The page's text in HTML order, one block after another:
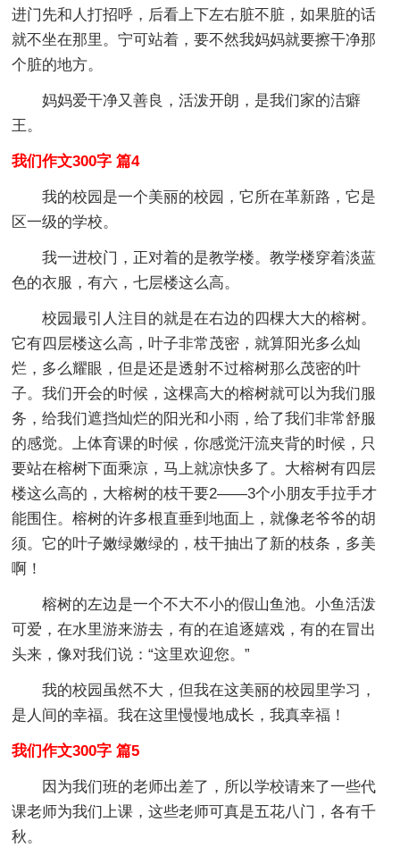
进门先和人打招呼，后看上下左右脏不脏，如果脏的话
就不坐在那里。宁可站着，要不然我妈妈就要擦干净那
个脏的地方。
妈妈爱干净又善良，活泼开朗，是我们家的洁癖
王。
我们作文300字 篇4
我的校园是一个美丽的校园，它所在革新路，它是
区一级的学校。
我一进校门，正对着的是教学楼。教学楼穿着淡蓝
色的衣服，有六，七层楼这么高。
校园最引人注目的就是在右边的四棵大大的榕树。
它有四层楼这么高，叶子非常茂密，就算阳光多么灿
烂，多么耀眼，但是还是透射不过榕树那么茂密的叶
子。我们开会的时候，这棵高大的榕树就可以为我们服
务，给我们遮挡灿烂的阳光和小雨，给了我们非常舒服
的感觉。上体育课的时候，你感觉汗流夹背的时候，只
要站在榕树下面乘凉，马上就凉快多了。大榕树有四层
楼这么高的，大榕树的枝干要2——3个小朋友手拉手才
能围住。榕树的许多根直垂到地面上，就像老爷爷的胡
须。它的叶子嫩绿嫩绿的，枝干抽出了新的枝条，多美
啊！
榕树的左边是一个不大不小的假山鱼池。小鱼活泼
可爱，在水里游来游去，有的在追逐嬉戏，有的在冒出
头来，像对我们说：“这里欢迎您。”
我的校园虽然不大，但我在这美丽的校园里学习，
是人间的幸福。我在这里慢慢地成长，我真幸福！
我们作文300字 篇5
因为我们班的老师出差了，所以学校请来了一些代
课老师为我们上课，这些老师可真是五花八门，各有千
秋。